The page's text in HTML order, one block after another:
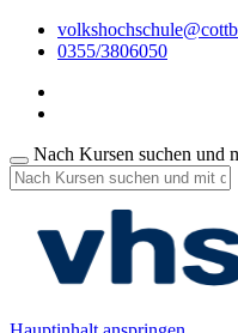
0355/3806050
Nach Kursen suchen und